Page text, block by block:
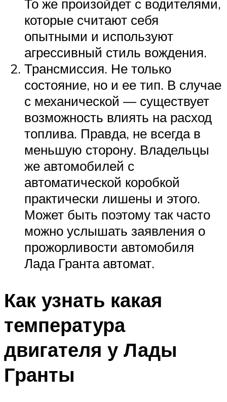
То же произойдет с водителями,
которые считают себя
опытными и используют
агрессивный стиль вождения.
Трансмиссия. Не только
состояние, но и ее тип. В случае
с механической — существует
возможность влиять на расход
топлива. Правда, не всегда в
меньшую сторону. Владельцы
же автомобилей с
автоматической коробкой
практически лишены и этого.
Может быть поэтому так часто
можно услышать заявления о
прожорливости автомобиля
Лада Гранта автомат.
Как узнать какая
температура
двигателя у Лады
Гранты